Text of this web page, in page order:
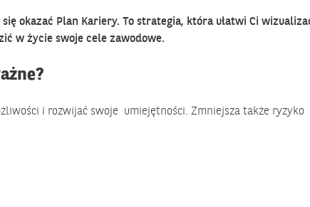
okazać Plan Kariery. To strategia, która ułatwi Ci
w życie swoje cele zawodowe.
i rozwijać swoje umiejętności. Zmniejsza także ryzyko